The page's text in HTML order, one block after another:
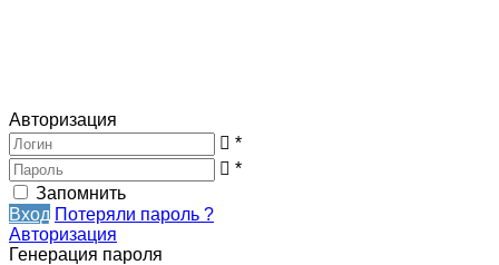
Авторизация
*
*
Запомнить
Вход Потеряли пароль ?
Авторизация
Генерация пароля